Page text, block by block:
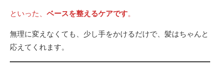
といった、 ベースを整えるケアです。
無理に変えなくても、少し手をかけるだけで、髪はちゃんと
応えてくれます。